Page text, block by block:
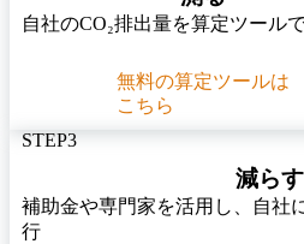
自社のCO₂排出量を算定ツール
無料の算定ツールは
こちら
STEP3
減らす
補助金や専門家を活用し、自社
行